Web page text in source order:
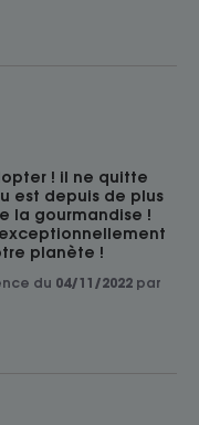
! il ne quitte
est depuis de plus
la gourmandise !
planète !
du 04/11/2022 par